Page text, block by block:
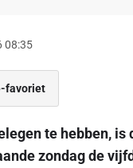
08:35
favoriet
te hebben,
zondag de